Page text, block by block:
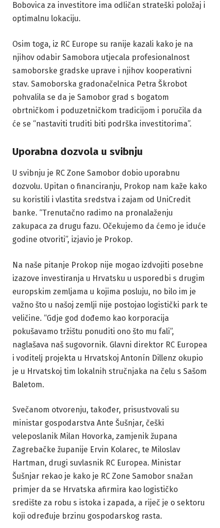
Bobovica za investitore ima odličan strateški položaj i
optimalnu lokaciju.
Osim toga, iz RC Europe su ranije kazali kako je na
njihov odabir Samobora utjecala profesionalnost
samoborske gradske uprave i njihov kooperativni
stav. Samoborska gradonačelnica Petra Škrobot
pohvalila se da je Samobor grad s bogatom
obrtničkom i poduzetničkom tradicijom i poručila da
će se “nastaviti truditi biti podrška investitorima”.
Uporabna dozvola u svibnju
U svibnju je RC Zone Samobor dobio uporabnu
dozvolu. Upitan o financiranju, Prokop nam kaže kako
su koristili i vlastita sredstva i zajam od UniCredit
banke. “Trenutačno radimo na pronalaženju
zakupaca za drugu fazu. Očekujemo da ćemo je iduće
godine otvoriti”, izjavio je Prokop.
Na naše pitanje Prokop nije mogao izdvojiti posebne
izazove investiranja u Hrvatsku u usporedbi s drugim
europskim zemljama u kojima posluju, no bilo im je
važno što u našoj zemlji nije postojao logistički park te
veličine. “Gdje god dođemo kao korporacija
pokušavamo tržištu ponuditi ono što mu fali”,
naglašava naš sugovornik. Glavni direktor RC Europea
i voditelj projekta u Hrvatskoj Antonín Dillenz okupio
je u Hrvatskoj tim lokalnih stručnjaka na čelu s Sašom
Baletom.
Svečanom otvorenju, također, prisustvovali su
ministar gospodarstva Ante Šušnjar, češki
veleposlanik Milan Hovorka, zamjenik župana
Zagrebačke županije Ervin Kolarec, te Miloslav
Hartman, drugi suvlasnik RC Europea. Ministar
Šušnjar rekao je kako je RC Zone Samobor snažan
primjer da se Hrvatska afirmira kao logističko
središte za robu s istoka i zapada, a riječ je o sektoru
koji određuje brzinu gospodarskog rasta.